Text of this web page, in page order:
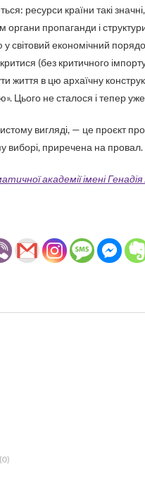
ресурси країни такі
пропаганди і
світовий економічний
(без критичного
життя в цю архаїчну
не сталося і тепер
вигляді, — це проєкт
виборі, приречена на провал.
академії імені